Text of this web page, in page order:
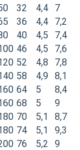
32 4,4
7
36 4,4
7,2
40 4,5
7,4
46 4,5
7,6
52 4,8
7,8
58 4,9 8,1
64 5
8,4
68 5
9
70 5,1
8,7
74 5,1
9,3
76 5,2
9